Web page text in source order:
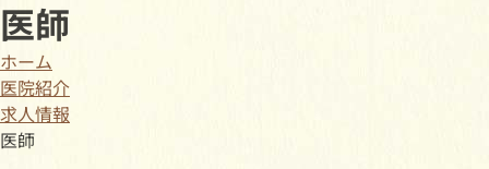
医師
ホーム
医院紹介
求人情報
医師